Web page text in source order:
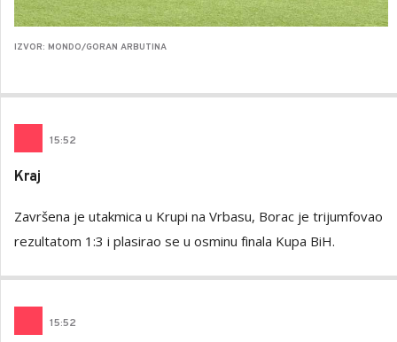
IZVOR: MONDO/GORAN ARBUTINA
15:52
Kraj
Završena je utakmica u Krupi na Vrbasu, Borac je trijumfovao
rezultatom 1:3 i plasirao se u osminu finala Kupa BiH.
15:52